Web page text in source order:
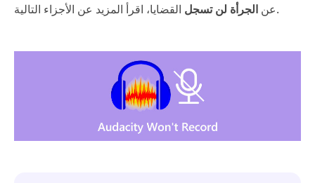
عن الجرأة لن تسجل القضايا، اقرأ المزيد عن الأجزاء التالية.